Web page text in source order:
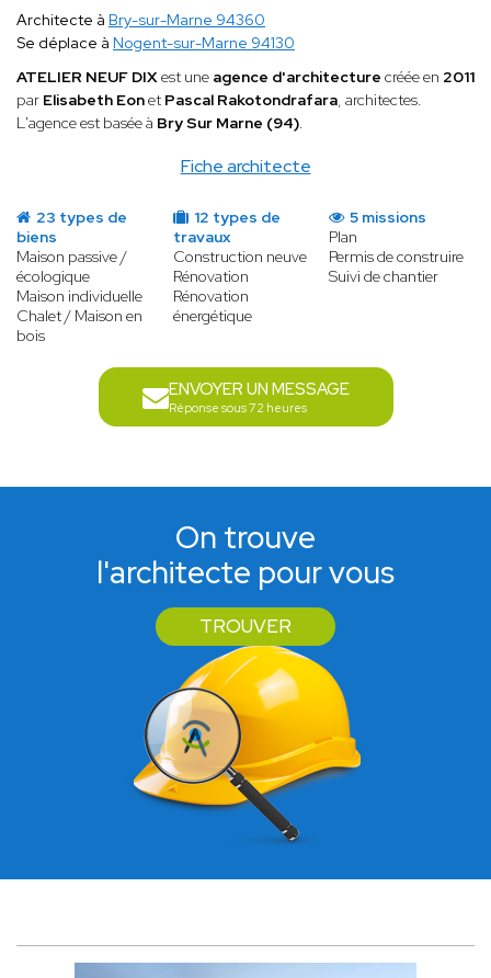
Fiche architecte
Architecte à Bry-sur-Marne 94360
Se déplace à Nogent-sur-Marne 94130
ATELIER NEUF DIXest une agence d'architecture créée en 2011
par Elisabeth Eonet Pascal Rakotondrafara, architectes.
L'agence est basée à Bry Sur Marne (94).
23 types de
biens
Maison passive /
écologique
Maison individuelle
Chalet / Maison en
bois
12 types de
travaux
Construction neuve
Rénovation
Rénovation
énergétique
5 missions
Plan
Permis de construire
Suivi de chantier
ENVOYER UN MESSAGE
Réponse sous 72 heures
On trouve
l'architecte pour vous
TROUVER